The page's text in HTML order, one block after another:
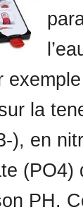
la
), en
(PO4)
PH.